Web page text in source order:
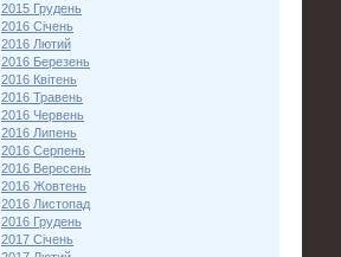
2015 Грудень
2016 Січень
2016 Лютий
2016 Березень
2016 Квітень
2016 Травень
2016 Червень
2016 Липень
2016 Серпень
2016 Вересень
2016 Жовтень
2016 Листопад
2016 Грудень
2017 Січень